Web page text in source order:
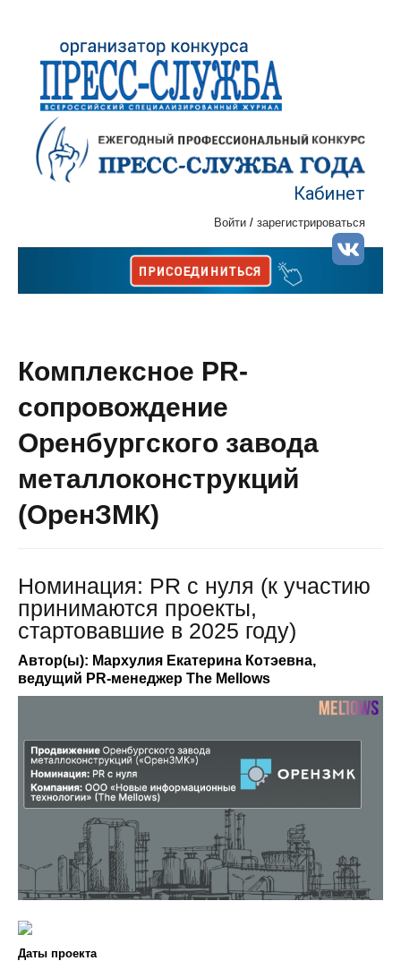
Кабинет
Войти / зарегистрироваться
Комплексное PR-
сопровождение
Оренбургского завода
металлоконструкций
(ОренЗМК)
Номинация: PR с нуля (к участию
принимаются проекты,
стартовавшие в 2025 году)
Автор(ы): Мархулия Екатерина Котэевна,
ведущий PR-менеджер The Mellows
Даты проекта